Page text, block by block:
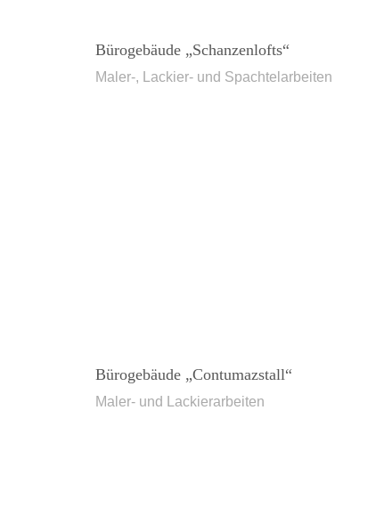
Bürogebäude „Schanzenlofts“
Maler-, Lackier- und Spachtelarbeiten
Bürogebäude „Contumazstall“
Maler- und Lackierarbeiten